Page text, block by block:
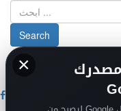
اخبار الخليج
× مصدرك